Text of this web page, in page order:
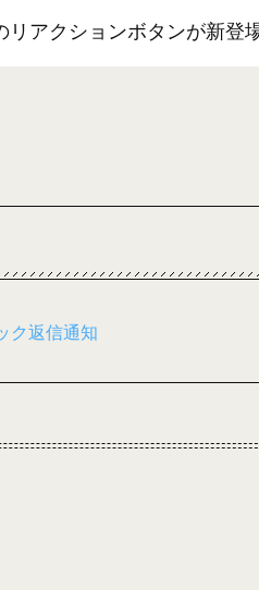
アクションボタンが新登
ク返信通知